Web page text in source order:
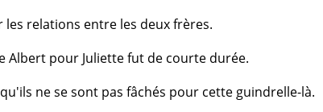
les relations entre les deux frères.
Albert pour Juliette fut de courte durée.
ne se sont pas fâchés pour cette guindrelle-là.